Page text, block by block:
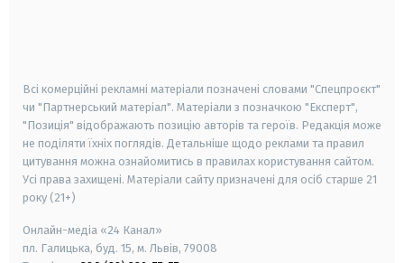
Всі комерційні рекламні матеріали позначені словами "Спецпроєкт"
чи "Партнерський матеріал". Матеріали з позначкою "Експерт",
"Позиція" відображають позицію авторів та героїв. Редакція може
не поділяти їхніх поглядів. Детальніше щодо реклами та правил
цитування можна ознайомитись в правилах користування сайтом.
Усі права захищені. Матеріали сайту призначені для осіб старше 21
року (21+)
Онлайн-медіа «24 Канал»
пл. Галицька, буд. 15, м. Львів, 79008